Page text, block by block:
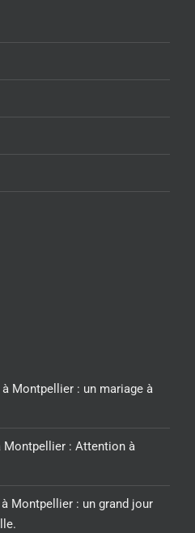
Montpellier : un mariage à
Montpellier : Attention à
Montpellier : un grand jour